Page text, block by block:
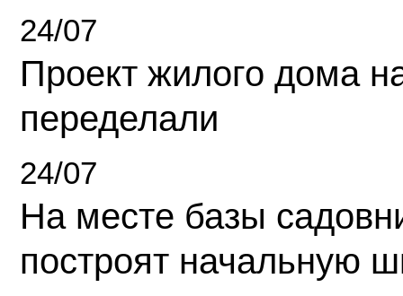
24/07
Проект жилого дома
переделали
24/07
На месте базы
построят начальную